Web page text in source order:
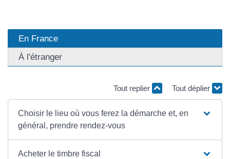
En France
À l'étranger
Tout replier Tout déplier
Choisir le lieu où vous ferez la démarche et, en
général, prendre rendez-vous
Acheter le timbre fiscal